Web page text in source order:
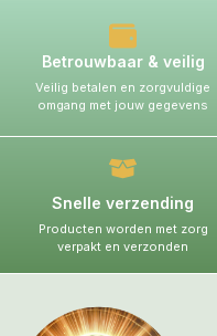
Betrouwbaar & veilig
Veilig betalen en zorgvuldige
omgang met jouw gegevens
Snelle verzending
Producten worden met zorg
verpakt en verzonden